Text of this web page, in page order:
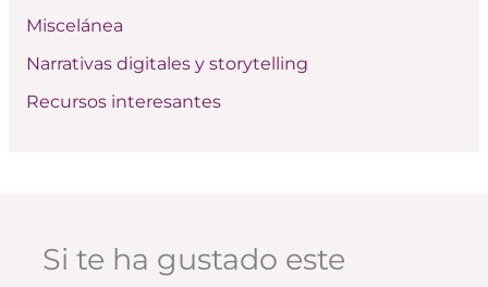
Miscelánea
Narrativas digitales y storytelling
Recursos interesantes
Si te ha gustado este